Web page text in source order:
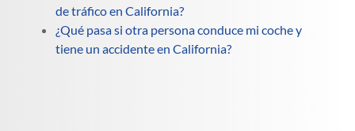
de tráfico en California?
¿Qué pasa si otra persona conduce mi coche y
tiene un accidente en California?